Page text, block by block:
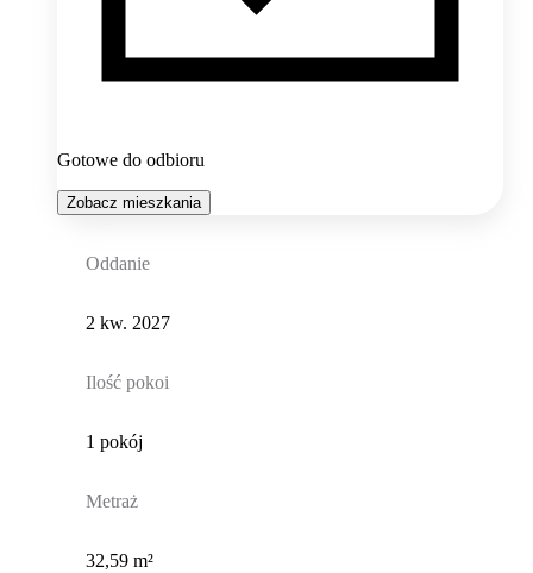
Gotowe do odbioru
Zobacz mieszkania
Oddanie
2 kw. 2027
Ilość pokoi
1 pokój
Metraż
32,59 m²